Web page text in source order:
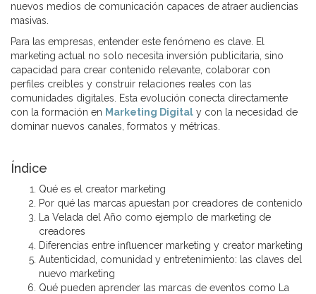
nuevos medios de comunicación capaces de atraer audiencias
masivas.
Para las empresas, entender este fenómeno es clave. El
marketing actual no solo necesita inversión publicitaria, sino
capacidad para crear contenido relevante, colaborar con
perfiles creíbles y construir relaciones reales con las
comunidades digitales. Esta evolución conecta directamente
con la formación en Marketing Digital y con la necesidad de
dominar nuevos canales, formatos y métricas.
Índice
Qué es el creator marketing
Por qué las marcas apuestan por creadores de contenido
La Velada del Año como ejemplo de marketing de
creadores
Diferencias entre influencer marketing y creator marketing
Autenticidad, comunidad y entretenimiento: las claves del
nuevo marketing
Qué pueden aprender las marcas de eventos como La